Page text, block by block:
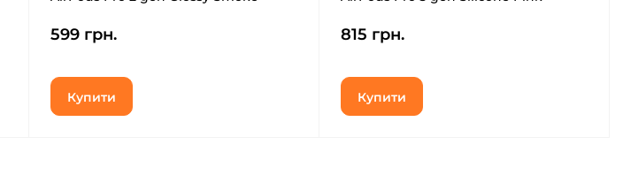
599 грн.
Купити
815 грн.
Купити